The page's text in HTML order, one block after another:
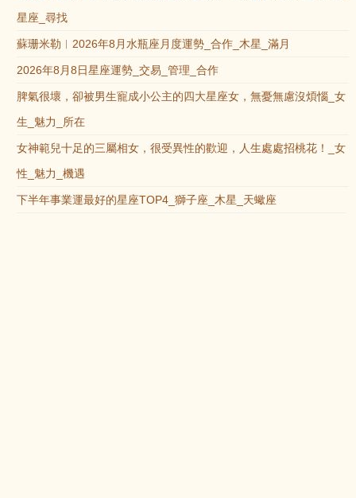
星座_尋找
蘇珊米勒︱2026年8月水瓶座月度運勢_合作_木星_滿月
2026年8月8日星座運勢_交易_管理_合作
脾氣很壞，卻被男生寵成小公主的四大星座女，無憂無慮沒煩惱_女
生_魅力_所在
女神範兒十足的三屬相女，很受異性的歡迎，人生處處招桃花！_女
性_魅力_機遇
下半年事業運最好的星座TOP4_獅子座_木星_天蠍座